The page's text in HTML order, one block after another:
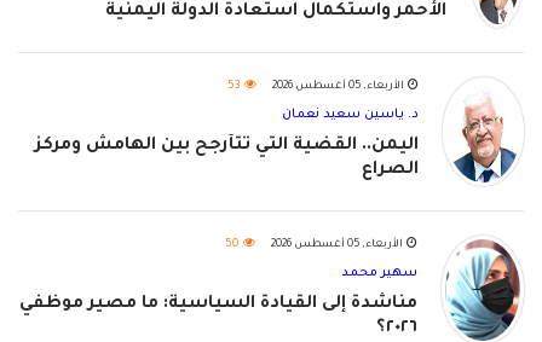
الأحمر واستكمال استعادة الدولة اليمنية
الأربعاء, 05 أغسطس 2026 53
د. ياسين سعيد نعمان
اليمن.. القضية التي تتأرجح بين الهامش ومركز
الصراع
الأربعاء, 05 أغسطس 2026 50
سهير محمد
مناشدة إلى القيادة السياسية: ما مصير موظفي
٢٠٢٦؟